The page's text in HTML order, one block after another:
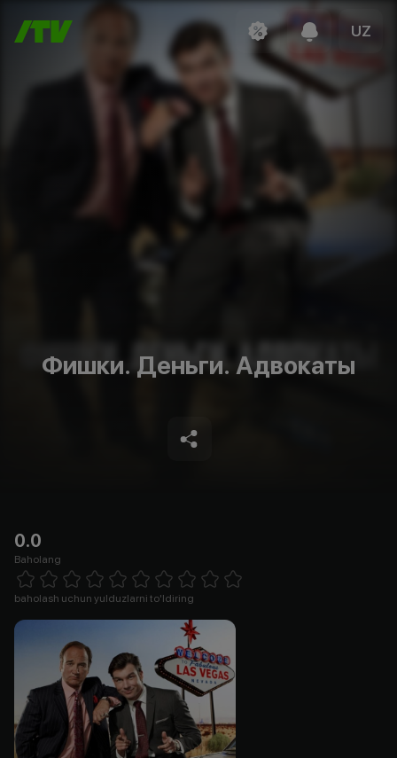
UZ
Фишки. Деньги. Адвокаты
0.0
Baholang
1 Star 2 Stars 3 Stars 4 Stars5 Stars 6 Stars7 Stars8 Stars
baholash uchun yulduzlarni to'ldiring